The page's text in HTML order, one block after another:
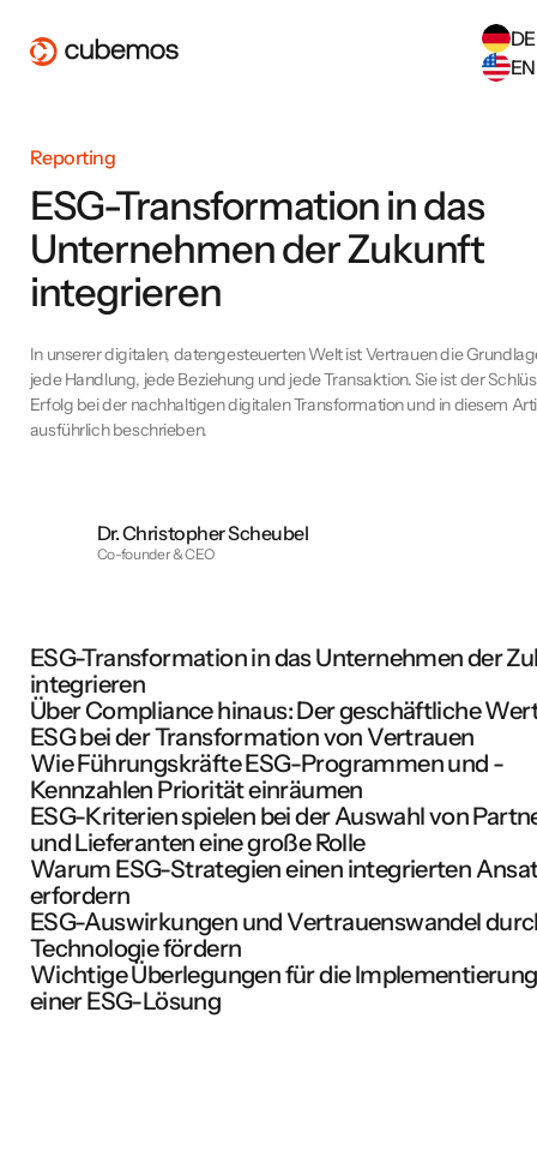
DE
EN
English
)
Reporting
ESG-Transformation in das
Unternehmen der Zukunft
integrieren
In unserer digitalen, datengesteuerten Welt ist Vertrauen die
jede Handlung, jede Beziehung und jede Transaktion. Sie ist der
Erfolg bei der nachhaltigen digitalen Transformation und in diesem
ausführlich beschrieben.
Dr. Christopher Scheubel
Co-founder & CEO
ESG-Transformation in das Unternehmen der
integrieren
Über Compliance hinaus: Der geschäftliche
ESG bei der Transformation von Vertrauen
Wie Führungskräfte ESG-Programmen und -
Kennzahlen Priorität einräumen
ESG-Kriterien spielen bei der Auswahl von
und Lieferanten eine große Rolle
Warum ESG-Strategien einen integrierten
erfordern
‍ESG-Auswirkungen und Vertrauenswandel
Technologie fördern
Wichtige Überlegungen für die Implementierung
einer ESG-Lösung